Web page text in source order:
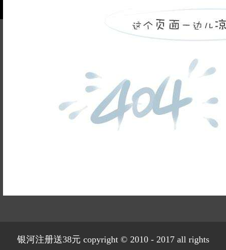
姓名不能
为空
电话不能
银河注册送38元 copyright © 2010 - 2017 all rights